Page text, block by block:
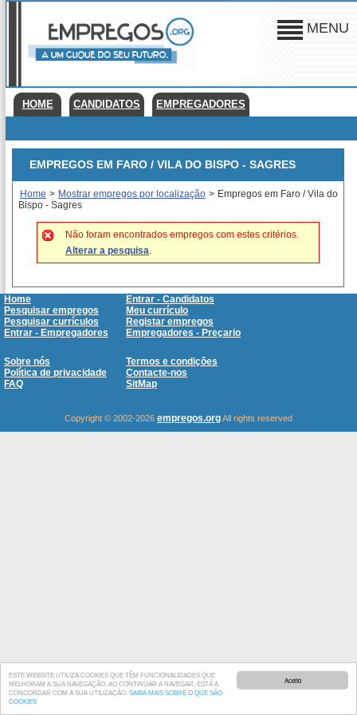
Aceito
ESTE WEBSITE UTILIZA COOKIES QUE TÊM FUNCIONALIDADES QUE
MELHORAM A SUA NAVEGAÇÃO. AO CONTINUAR A NAVEGAR, ESTÁ A
CONCORDAR COM A SUA UTILIZAÇÃO. SAIBA MAIS SOBRE O QUE SÃO
COOKIES
MENU
HOME CANDIDATOS EMPREGADORES
EMPREGOS EM FARO / VILA DO BISPO - SAGRES
Home > Mostrar empregos por localização > Empregos em Faro / Vila do
Bispo - Sagres
Não foram encontrados empregos com estes critérios.
Alterar a pesquisa.
Home
Entrar - Candidatos
Pesquisar empregos
Meu currículo
Pesquisar currículos
Registar empregos
Entrar - Empregadores
Empregadores - Preçario
Sobre nós
Termos e condições
Política de privacidade
Contacte-nos
FAQ
SitMap
Copyright © 2002-2026 empregos.orgAll rights reserved